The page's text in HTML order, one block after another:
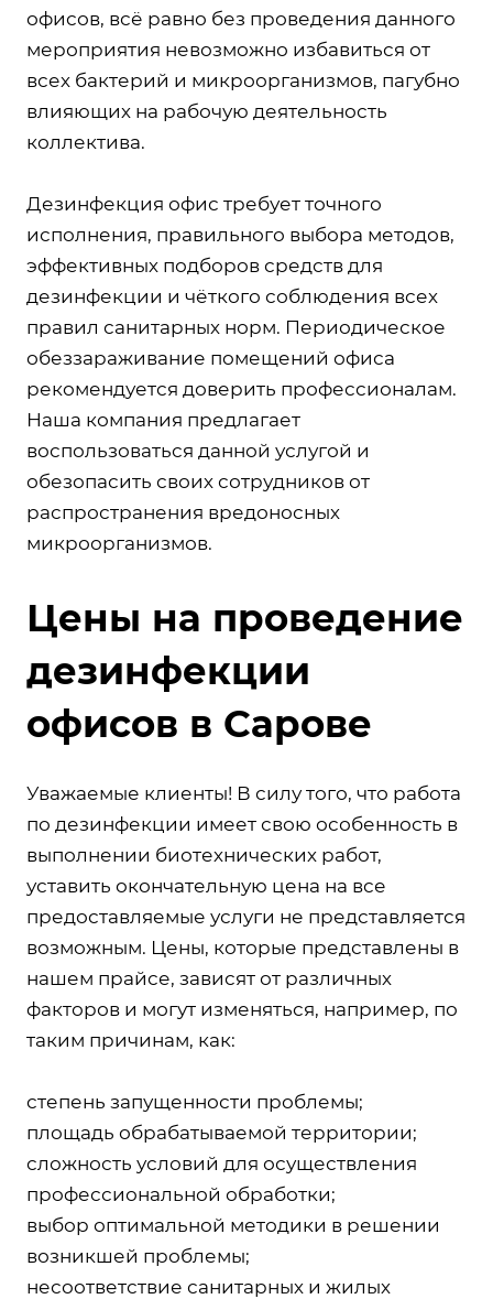
офисов, всё равно без проведения данного
мероприятия невозможно избавиться от
всех бактерий и микроорганизмов, пагубно
влияющих на рабочую деятельность
коллектива.
Дезинфекция офис требует точного
исполнения, правильного выбора методов,
эффективных подборов средств для
дезинфекции и чёткого соблюдения всех
правил санитарных норм. Периодическое
обеззараживание помещений офиса
рекомендуется доверить профессионалам.
Наша компания предлагает
воспользоваться данной услугой и
обезопасить своих сотрудников от
распространения вредоносных
микроорганизмов.
Цены на проведение
дезинфекции
офисов в Сарове
Уважаемые клиенты! В силу того, что работа
по дезинфекции имеет свою особенность в
выполнении биотехнических работ,
уставить окончательную цена на все
предоставляемые услуги не представляется
возможным. Цены, которые представлены в
нашем прайсе, зависят от различных
факторов и могут изменяться, например, по
таким причинам, как:
степень запущенности проблемы;
площадь обрабатываемой территории;
сложность условий для осуществления
профессиональной обработки;
выбор оптимальной методики в решении
возникшей проблемы;
несоответствие санитарных и жилых